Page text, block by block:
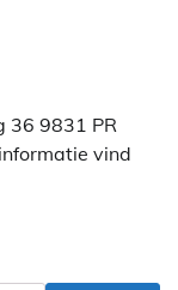
36 9831 PR
vind